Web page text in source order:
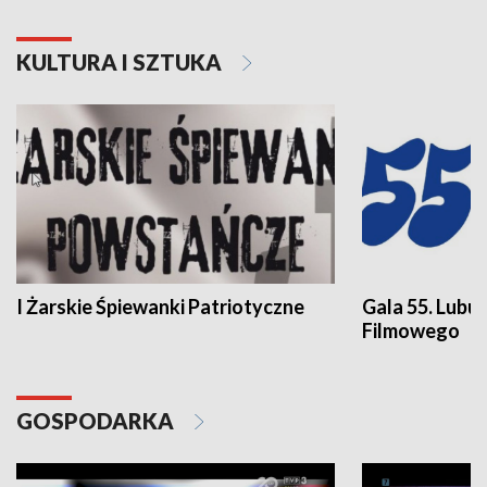
KULTURA I SZTUKA
I Żarskie Śpiewanki Patriotyczne
Gala 55.
Filmowego
GOSPODARKA